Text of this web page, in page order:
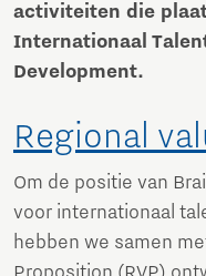
activiteiten die
Internationaal
Development.
Regional
Om de positie van
voor internationaal
hebben we samen